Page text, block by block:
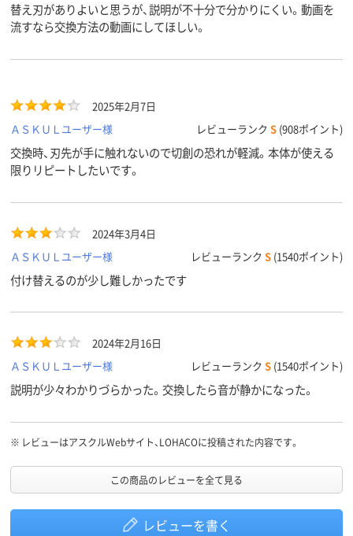
替え刃がありよいと思うが、説明が不十分で分かりにくい。動画を
流すなら交換方法の動画にしてほしい。
2025年2月7日
ＡＳＫＵＬユーザー様
レビューランク S (908ポイント)
交換時、刃先が手に触れないので切創の恐れが軽減。本体が使える
限りリピートしたいです。
2024年3月4日
ＡＳＫＵＬユーザー様
レビューランク S (1540ポイント)
付け替えるのが少し難しかったです
2024年2月16日
ＡＳＫＵＬユーザー様
レビューランク S (1540ポイント)
説明が少々わかりづらかった。交換したら音が静かになった。
※ レビューはアスクルWebサイト、LOHACOに投稿された内容です。
この商品のレビューを全て見る
レビューを書く